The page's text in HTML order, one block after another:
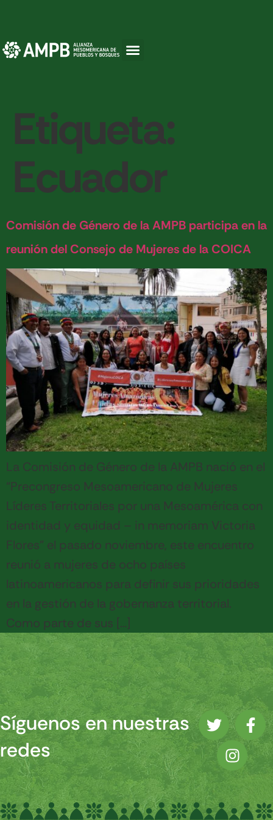
Etiqueta:
Ecuador
Comisión de Género de la AMPB participa en la
reunión del Consejo de Mujeres de la COICA
La Comisión de Género de la AMPB nació en el
“Precongreso Mesoamericano de Mujeres
Líderes Territoriales por una Mesoamérica con
identidad y equidad – in memoriam Victoria
Flores” el pasado noviembre, este encuentro
reunió a mujeres de ocho países
latinoamericanos para definir sus prioridades
en la gestión de la gobernanza territorial.
Como parte de sus […]
Síguenos en nuestras
redes